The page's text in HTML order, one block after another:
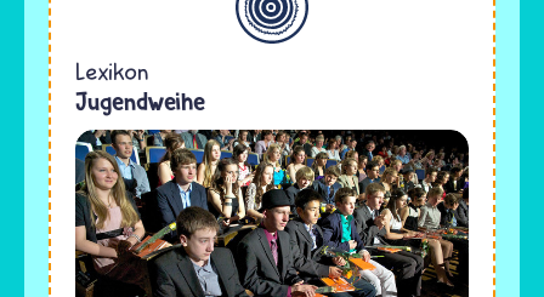
Lexikon
Jugendweihe